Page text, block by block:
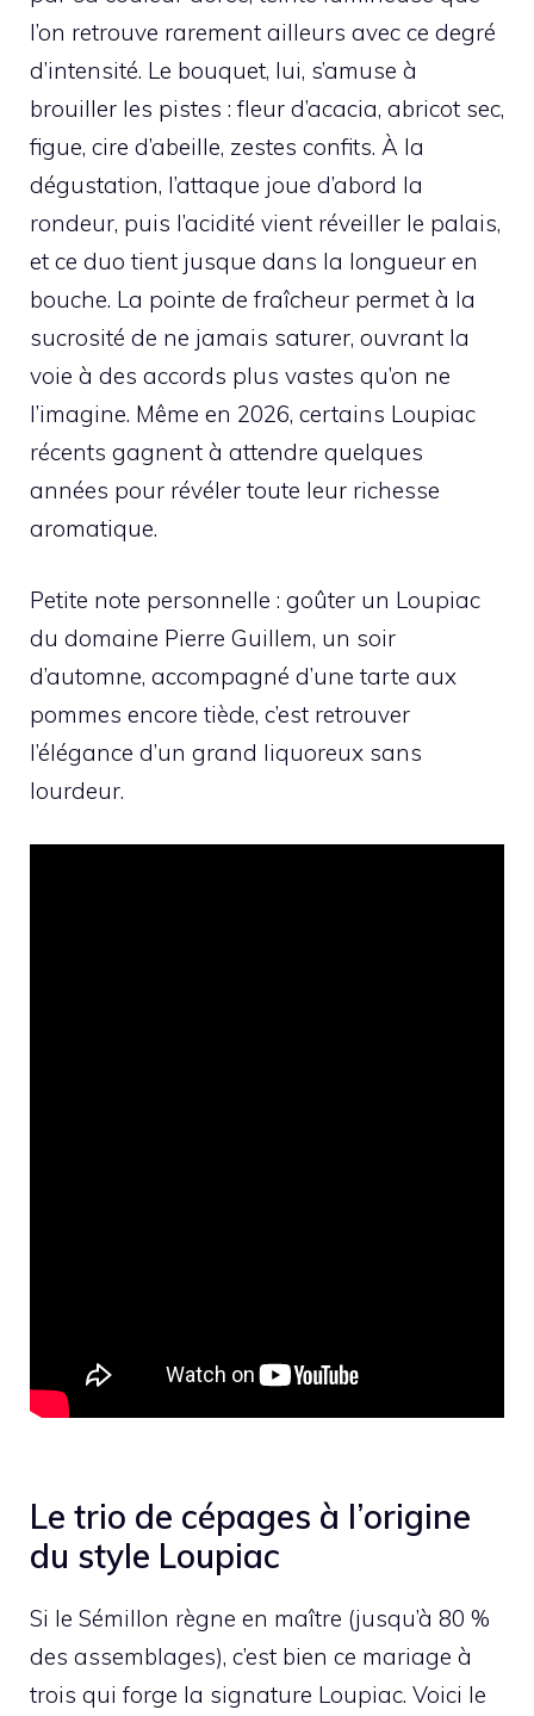
l’on retrouve rarement ailleurs avec ce degré
d’intensité. Le bouquet, lui, s’amuse à
brouiller les pistes : fleur d’acacia, abricot sec,
figue, cire d’abeille, zestes confits. À la
dégustation, l’attaque joue d’abord la
rondeur, puis l’acidité vient réveiller le palais,
et ce duo tient jusque dans la longueur en
bouche. La pointe de fraîcheur permet à la
sucrosité de ne jamais saturer, ouvrant la
voie à des accords plus vastes qu’on ne
l’imagine. Même en 2026, certains Loupiac
récents gagnent à attendre quelques
années pour révéler toute leur richesse
aromatique.
Petite note personnelle : goûter un Loupiac
du domaine Pierre Guillem, un soir
d’automne, accompagné d’une tarte aux
pommes encore tiède, c’est retrouver
l’élégance d’un grand liquoreux sans
lourdeur.
Le trio de cépages à l’origine
du style Loupiac
Si le Sémillon règne en maître (jusqu’à 80 %
des assemblages), c’est bien ce mariage à
trois qui forge la signature Loupiac. Voici le